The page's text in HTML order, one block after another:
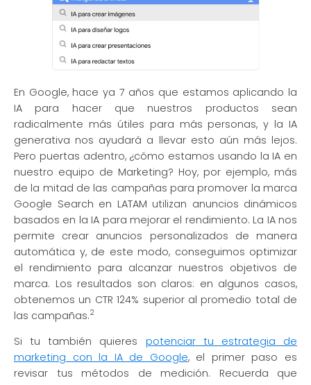
En Google, hace ya 7 años que estamos aplicando la
IA para hacer que nuestros productos sean
radicalmente más útiles para más personas, y la IA
generativa nos ayudará a llevar esto aún más lejos.
Pero puertas adentro, ¿cómo estamos usando la IA en
nuestro equipo de Marketing? Hoy, por ejemplo, más
de la mitad de las campañas para promover la marca
Google Search en LATAM utilizan anuncios dinámicos
basados ​​en la IA para mejorar el rendimiento. La IA nos
permite crear anuncios personalizados de manera
automática y, de este modo, conseguimos optimizar
el rendimiento para alcanzar nuestros objetivos de
marca. Los resultados son claros: en algunos casos,
obtenemos un CTR 124% superior al promedio total de
las campañas.2
Si tu también quieres potenciar tu estrategia de
marketing con la IA de Google, el primer paso es
revisar tus métodos de medición. Recuerda que